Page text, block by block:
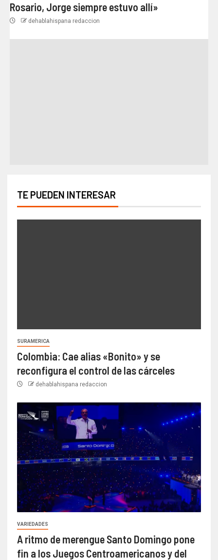
Rosario, Jorge siempre estuvo allí»
dehablahispana redaccion
TE PUEDEN INTERESAR
SURAMERICA
Colombia: Cae alias «Bonito» y se
reconfigura el control de las cárceles
dehablahispana redaccion
VARIEDADES
A ritmo de merengue Santo Domingo pone
fin a los Juegos Centroamericanos y del